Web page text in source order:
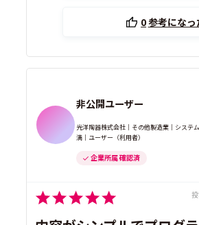
0参考になっ
非公開ユーザー
光洋陶器株式会社｜その他製造業｜システ
満｜ユーザー（利用者）
企業所属 確認済